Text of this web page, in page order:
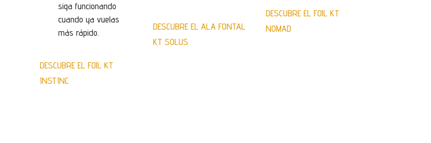
siga funcionando
cuando ya vuelas
más rápido.
DESCUBRE EL FOIL KT
INSTINC
DESCUBRE EL ALA FONTAL
KT SOLUS
DESCUBRE EL FOIL KT
NOMAD